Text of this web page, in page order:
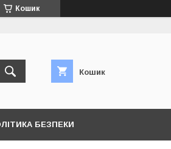
Кошик
Кошик
БЕЗПЕКИ